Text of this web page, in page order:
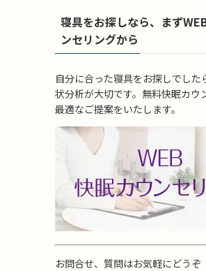
寝具をお探しなら、まず
ンセリングから
自分に合った寝具をお探しでした
状分析が大切です。無料快眠カウ
最適なご提案をいたします。
お問合せ、質問はお気軽にどうぞ